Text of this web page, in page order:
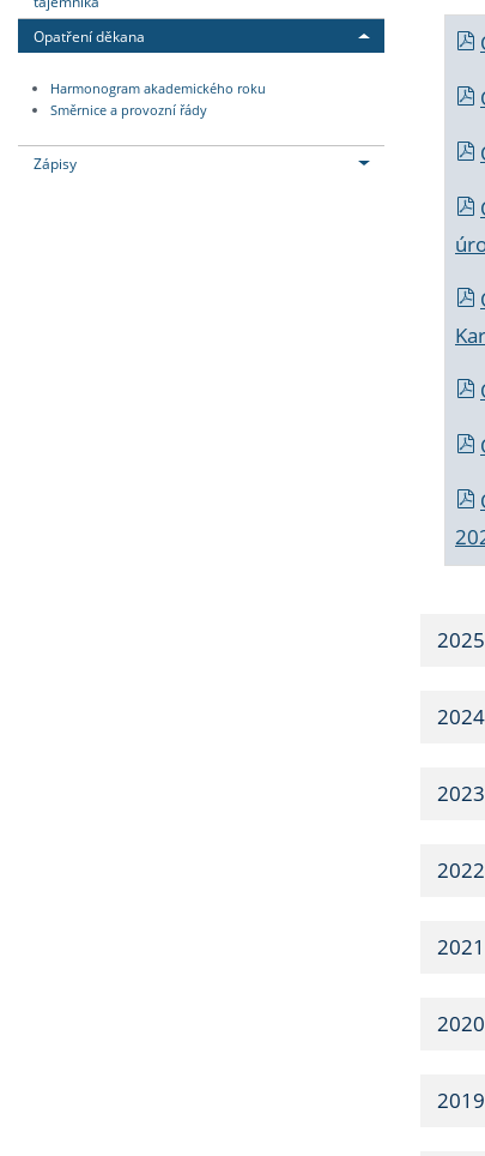
Opatření děkana
Harmonogram akademického roku
Směrnice a provozní řády
Zápisy
2025
2024
2023
2022
2021
2020
2019